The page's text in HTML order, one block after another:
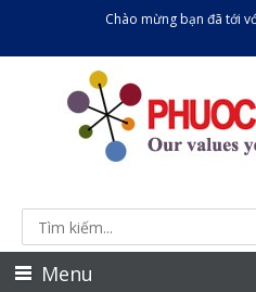
Chào mừng bạn đã tới
Menu